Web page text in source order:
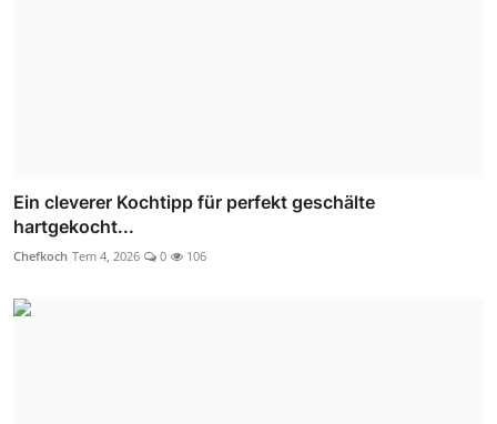
Ein cleverer Kochtipp für perfekt geschälte
hartgekocht...
Chefkoch Tem 4, 2026 0 106